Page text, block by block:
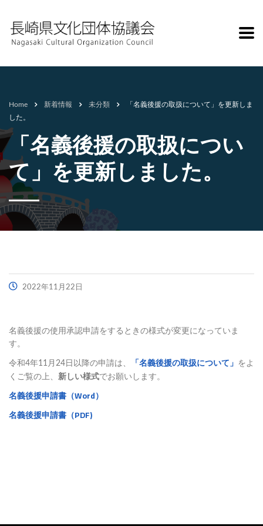
Home 新着情報 未分類
「名義後援の取扱について」を更新しま
した。
「名義後援の取扱につい
て」を更新しました。
2022年11月22日
名義後援の使用承認申請をするときの様式が変更になっていま
す。
令和4年11月24日以降の申請は、 「名義後援の取扱について」 をよ
くご覧の上、 新しい様式でお願いします。
名義後援申請書（Word）
名義後援申請書（PDF)